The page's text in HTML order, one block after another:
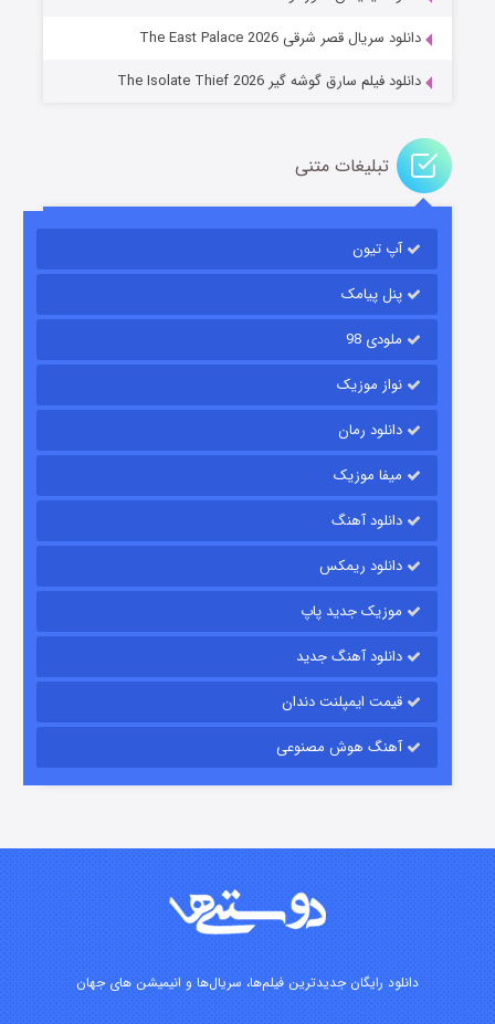
قسمت2 (زیرنویس) منتشر شد
شکست استوارت در نجات جهان
قسمت
قسمت7 (زیرنویس) منتشر شد
دانلود سریال قصر شرقی The East Palace 2026
دانلود فیلم سارق گوشه گیر The Isolate Thief 2026
تبلیغات متنی
آپ تیون
پنل پیامک
ملودی 98
نواز موزیک
دانلود رمان
میفا موزیک
دانلود آهنگ
دانلود ریمکس
موزیک جدید پاپ
دانلود آهنگ جدید
قیمت ایمپلنت دندان
آهنگ هوش مصنوعی
دانلود رایگان جدیدترین فیلم‌ها، سریال‌ها و انیمیشن های جهان